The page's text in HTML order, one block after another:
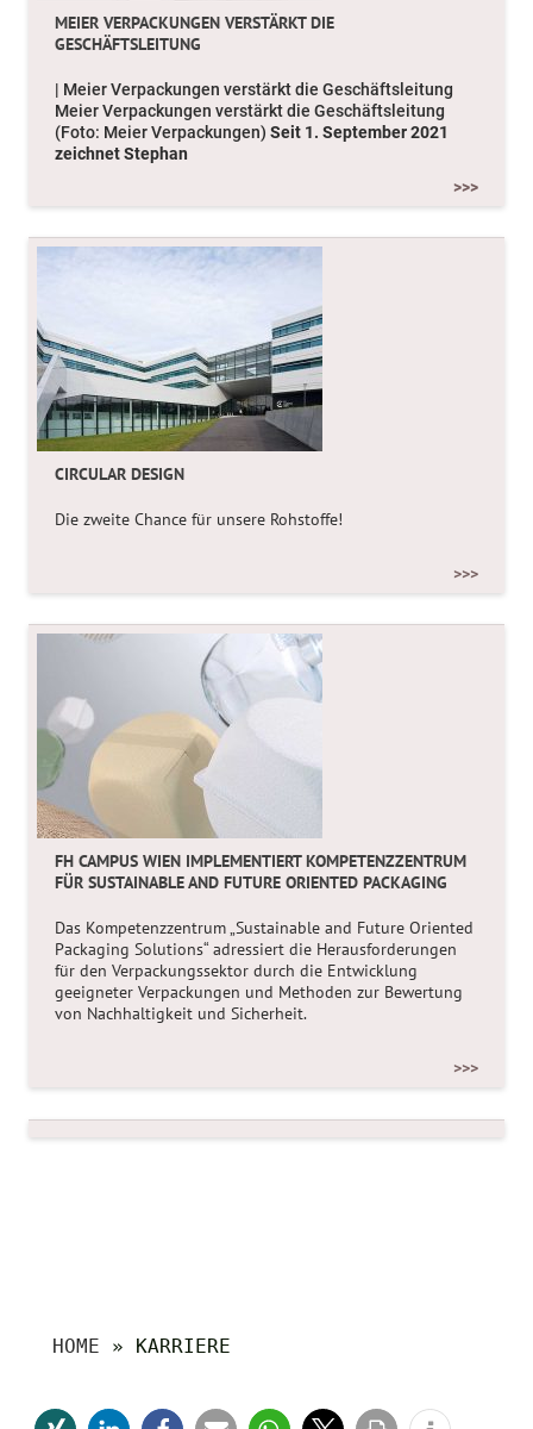
MEIER VERPACKUNGEN VERSTÄRKT DIE
GESCHÄFTSLEITUNG
| Meier Verpackungen verstärkt die Geschäftsleitung
Meier Verpackungen verstärkt die Geschäftsleitung
(Foto: Meier Verpackungen)Seit 1. September 2021
zeichnet Stephan
>>>
CIRCULAR DESIGN
Die zweite Chance für unsere Rohstoffe!
>>>
FH CAMPUS WIEN IMPLEMENTIERT KOMPETENZZENTRUM
FÜR SUSTAINABLE AND FUTURE ORIENTED PACKAGING
Das Kompetenzzentrum „Sustainable and Future Oriented
Packaging Solutions“ adressiert die Herausforderungen
für den Verpackungssektor durch die Entwicklung
geeigneter Verpackungen und Methoden zur Bewertung
von Nachhaltigkeit und Sicherheit.
>>>
HOME » KARRIERE